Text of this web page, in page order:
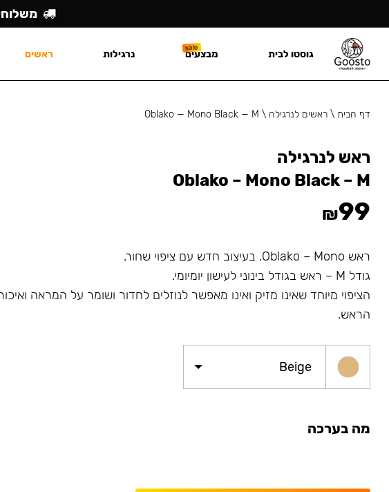
דף הבית\ ראשים לנרגילה \
Oblako — Mono Black — M
ראש לנרגילה
Oblako – Mono Black – M
₪99
ראש Oblako – Mono. בעיצוב חדש עם ציפוי שחור.
גודל M – ראש בגודל בינוני לעישון יומיומי.
הציפוי מיוחד שאינו מזיק ואינו מאפשר לנוזלים לחדור ושומר על המראה
הראש.
Beige
מה בערכה
גוסטו לבית מבצעים נרגילות ראשים